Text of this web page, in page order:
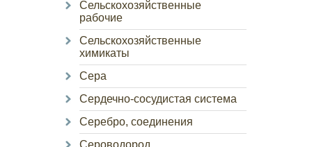
Сельскохозяйственные
рабочие
Сельскохозяйственные
химикаты
Сера
Сердечно-сосудистая система
Серебро, соединения
Сероводород